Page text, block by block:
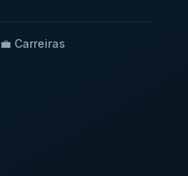
💼 Carreiras